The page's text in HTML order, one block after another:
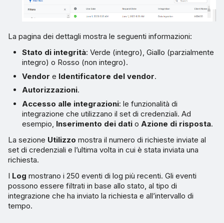
La pagina dei dettagli mostra le seguenti informazioni:
Stato di integrità: Verde (integro), Giallo (parzialmente
integro) o Rosso (non integro).
Vendor e Identificatore del vendor.
Autorizzazioni.
Accesso alle integrazioni: le funzionalità di
integrazione che utilizzano il set di credenziali. Ad
esempio, Inserimento dei datio Azione di risposta.
La sezione Utilizzo mostra il numero di richieste inviate al
set di credenziali e l’ultima volta in cui è stata inviata una
richiesta.
I Log mostrano i 250 eventi di log più recenti. Gli eventi
possono essere filtrati in base allo stato, al tipo di
integrazione che ha inviato la richiesta e all’intervallo di
tempo.